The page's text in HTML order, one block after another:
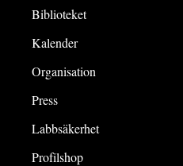
Biblioteket
Kalender
Organisation
Press
Labbsäkerhet
Profilshop